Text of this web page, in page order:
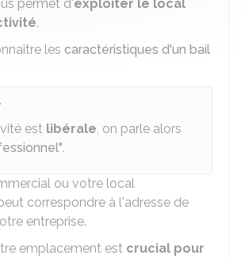
permet d'exploiter le local
.
les caractéristiques d'un bail
est libérale, on parle alors
.
ou votre local
correspondre à l'adresse de
entreprise.
emplacement est crucial pour